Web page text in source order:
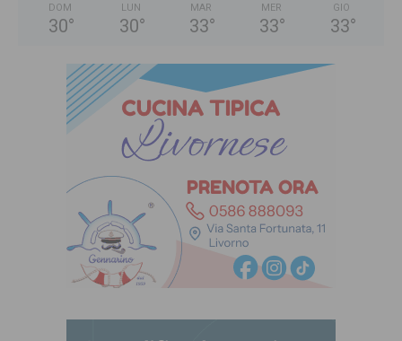
DOM
30°
LUN
30°
MAR
33°
MER
33°
GIO
33°